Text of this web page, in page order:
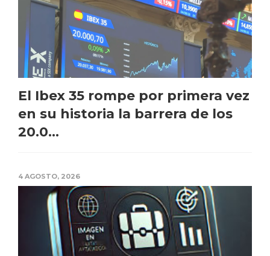
El Ibex 35 rompe por primera vez
en su historia la barrera de los
20.0...
4 AGOSTO, 2026